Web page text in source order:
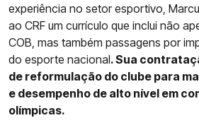
experiência no setor esportivo,
ao CRF um currículo que inclui não
COB, mas também passagens por
do esporte nacional. Sua
de reformulação do clube para
e desempenho de alto nível em
olímpicas.